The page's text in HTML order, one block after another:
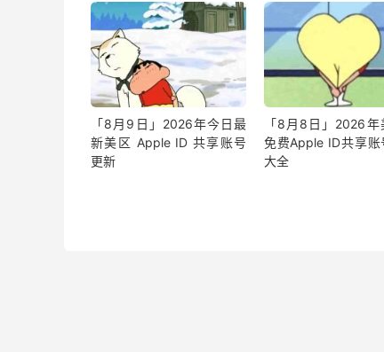
「8月9日」2026年今日最
新美区 Apple ID 共享账号
更新
「8月8日」2026年
免费Apple ID共享账
大全